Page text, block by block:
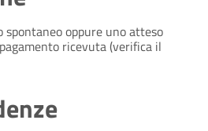
oppure uno atteso
ricevuta (verifica il